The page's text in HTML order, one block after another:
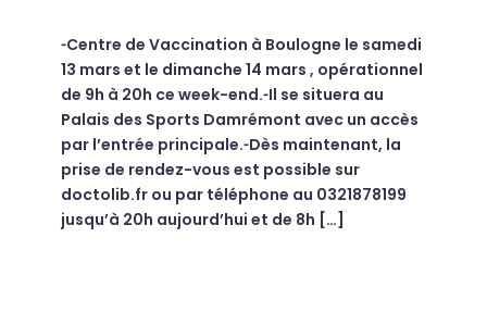
⁃Centre de Vaccination à Boulogne le samedi
13 mars et le dimanche 14 mars , opérationnel
de 9h à 20h ce week-end.⁃Il se situera au
Palais des Sports Damrémont avec un accès
par l’entrée principale.⁃Dès maintenant, la
prise de rendez-vous est possible sur
doctolib.fr ou par téléphone au 0321878199
jusqu’à 20h aujourd’hui et de 8h […]